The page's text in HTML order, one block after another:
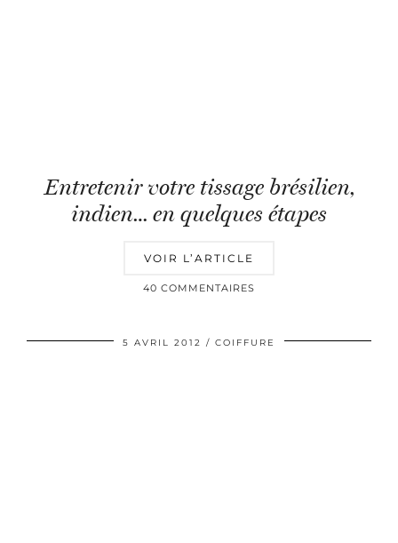
Entretenir votre tissage brésilien,
indien… en quelques étapes
VOIR L’ARTICLE
40 COMMENTAIRES
5 AVRIL 2012 COIFFURE